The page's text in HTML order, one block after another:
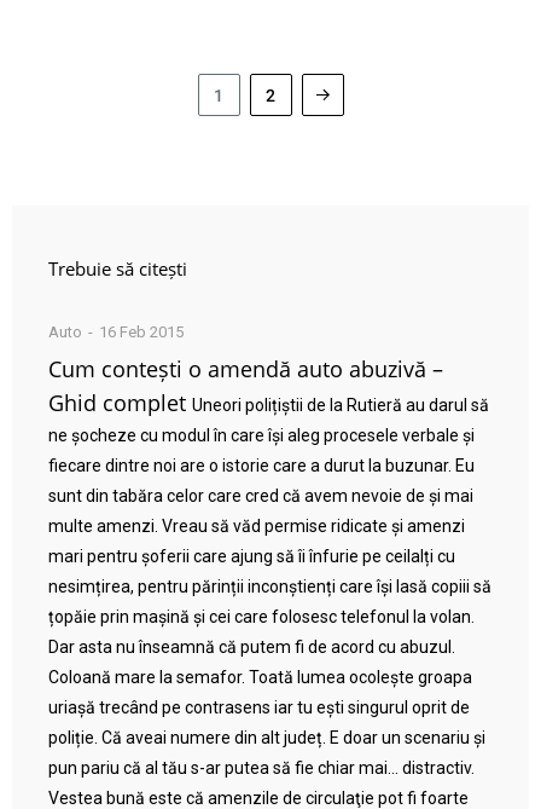
1 2
Trebuie să citești
Auto 16 Feb 2015
Cum contești o amendă auto abuzivă –
Ghid complet Uneori polițiștii de la Rutieră au darul să
ne șocheze cu modul în care își aleg procesele verbale și
fiecare dintre noi are o istorie care a durut la buzunar. Eu
sunt din tabăra celor care cred că avem nevoie de și mai
multe amenzi. Vreau să văd permise ridicate și amenzi
mari pentru șoferii care ajung să îi înfurie pe ceilalți cu
nesimțirea, pentru părinții inconștienți care își lasă copiii să
țopăie prin mașină și cei care folosesc telefonul la volan.
Dar asta nu înseamnă că putem fi de acord cu abuzul.
Coloană mare la semafor. Toată lumea ocolește groapa
uriașă trecând pe contrasens iar tu ești singurul oprit de
poliție. Că aveai numere din alt județ. E doar un scenariu și
pun pariu că al tău s-ar putea să fie chiar mai… distractiv.
Vestea bună este că amenzile de circulaţie pot fi foarte